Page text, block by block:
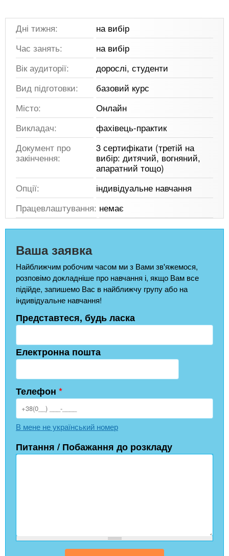
Дні тижня:
на вибір
Час занять:
на вибір
Вік аудиторії:
дорослі, студенти
Вид підготовки:
базовий курс
Місто:
Онлайн
Викладач:
фахівець-практик
Документ про
закінчення:
3 сертифікати (третій на
вибір: дитячий, вогняний,
апаратний тощо)
Опції:
індивідуальне навчання
Працевлаштування: немає
Ваша заявка
Найближчим робочим часом ми з Вами зв'яжемося,
розповімо докладніше про навчання і, якщо Вам все
підійде, запишемо Вас в найближчу групу або на
індивідуальне навчання!
Представтеся, будь ласка
Електронна пошта
Телефон *
В мене не український номер
Питання / Побажання до розкладу